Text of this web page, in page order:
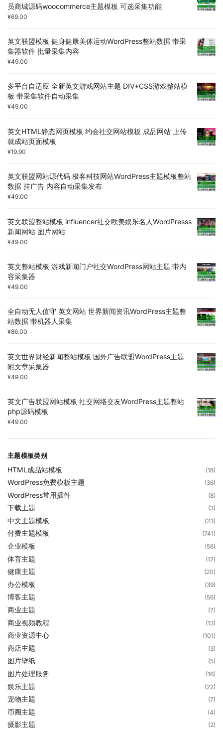
员商城源码woocommerce主题模板 可选采集功能
¥69.00
英文联盟模板 健身健康美体运动WordPress整站数据 带采
集器软件 批量采集内容
¥49.00
多平台自适应 全新英文游戏网站主题 DIV+CSS游戏整站模
板 带采集软件自动采集
¥49.00
英文HTML静态网页模板 约会社交网站模板 成品网站 上传
就成站页面模板
¥19.90
英文联盟网站源代码 极客科技网站WordPress主题模板整站
数据 挂广告 内容自动采集发布
¥49.00
英文联盟整站模板 influencer社交欧美娱乐名人WordPresss
新闻网站 图片网站
¥49.00
英文整站模板 游戏新闻门户社交WordPress网站主题 带内
容采集器
¥49.00
全自动无人值守 英文网站 世界新闻资讯WordPress主题整
站数据 带机器人采集
¥86.00
英文世界财经新闻整站模板 国外广告联盟WordPress主题
附文章采集器
¥49.00
英文广告联盟网站模板 社交网络交友WordPress主题整站
php源码模板
¥49.00
主题模板类别
HTML成品站模板 (18)
WordPress免费模板主题 (36)
WordPress常用插件 (8)
下载主题 (3)
中文主题模板 (23)
付费主题模板 (741)
企业模板 (56)
体育主题 (17)
健康主题 (20)
办公模板 (39)
博客主题 (56)
商业主题 (7)
商业视频教程 (13)
商业资源中心 (101)
商店主题 (3)
图片壁纸 (5)
图片处理服务 (16)
娱乐主题 (22)
宠物主题 (7)
币圈主题 (4)
摄影主题 (2)